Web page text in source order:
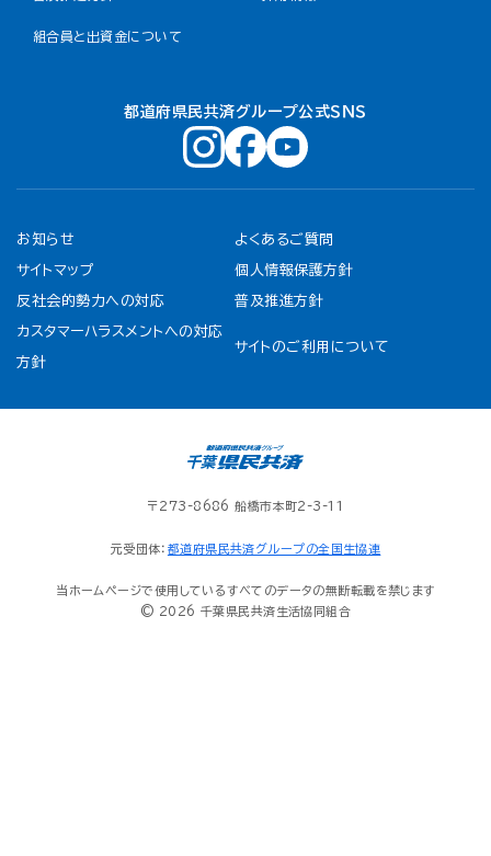
組合員と出資金について
都道府県民共済グループ公式ＳＮＳ
お知らせ よくあるご質問
サイトマップ 個人情報保護方針
反社会的勢力への対応 普及推進方針
カスタマーハラスメントへの対応
方針
サイトのご利用について
〒273-8686 船橋市本町2-3-11
元受団体： 都道府県民共済グループの全国生協連
当ホームページで使用しているすべてのデータの無断転載を禁じます
© 2026 千葉県民共済生活協同組合